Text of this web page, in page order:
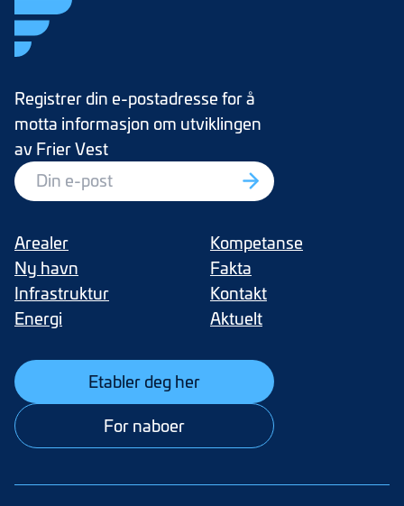
Registrer din e-postadresse for å
motta informasjon om utviklingen
av Frier Vest
Arealer
Ny havn
Infrastruktur
Energi
Kompetanse
Fakta
Kontakt
Aktuelt
Etabler deg her
For naboer